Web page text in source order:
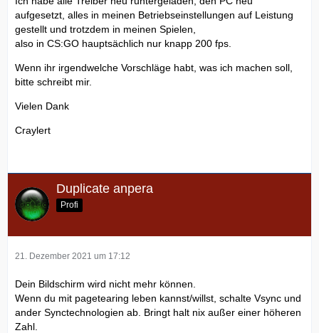
aufgesetzt, alles in meinen Betriebseinstellungen auf Leistung
gestellt und trotzdem in meinen Spielen,
also in CS:GO hauptsächlich nur knapp 200 fps.
Wenn ihr irgendwelche Vorschläge habt, was ich machen soll,
bitte schreibt mir.
Vielen Dank
Craylert
Duplicate anpera
Profi
21. Dezember 2021 um 17:12
Dein Bildschirm wird nicht mehr können.
Wenn du mit pagetearing leben kannst/willst, schalte Vsync und
ander Synctechnologien ab. Bringt halt nix außer einer höheren
Zahl.